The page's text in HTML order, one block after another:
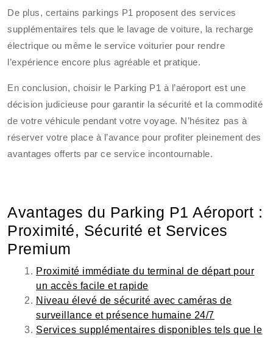
De plus, certains parkings P1 proposent des services
supplémentaires tels que le lavage de voiture, la recharge
électrique ou même le service voiturier pour rendre
l’expérience encore plus agréable et pratique.
En conclusion, choisir le Parking P1 à l’aéroport est une
décision judicieuse pour garantir la sécurité et la commodité
de votre véhicule pendant votre voyage. N’hésitez pas à
réserver votre place à l’avance pour profiter pleinement des
avantages offerts par ce service incontournable.
Avantages du Parking P1 Aéroport :
Proximité, Sécurité et Services
Premium
Proximité immédiate du terminal de départ pour
un accès facile et rapide
Niveau élevé de sécurité avec caméras de
surveillance et présence humaine 24/7
Services supplémentaires disponibles tels que le